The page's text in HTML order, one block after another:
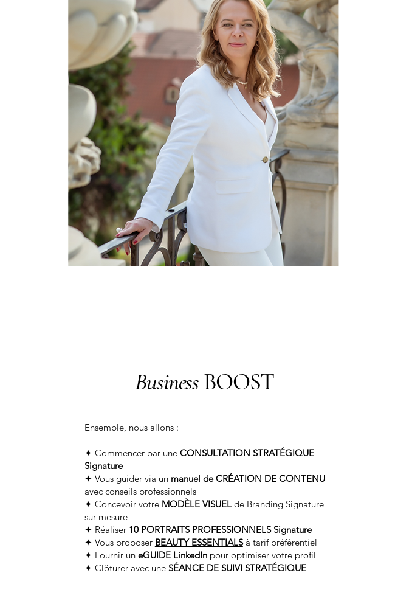
BusinessBOOST
Ensemble, nous allons :
✦ Commencer par une CONSULTATION STRATÉGIQUE
Signature
✦ Vous guider via un manuel de CRÉATION DE CONTENU
avec conseils professionnels
✦ Concevoir votre MODÈLE VISUELde Branding Signature
sur mesure
✦ Réaliser 10 PORTRAITS PROFESSIONNELS Signature
✦ Vous proposer BEAUTY ESSENTIALSà tarif préférentiel
✦ Fournir un eGUIDE LinkedInpour optimiser votre profil
✦ Clôturer avec une SÉANCE DE SUIVI STRATÉGIQUE